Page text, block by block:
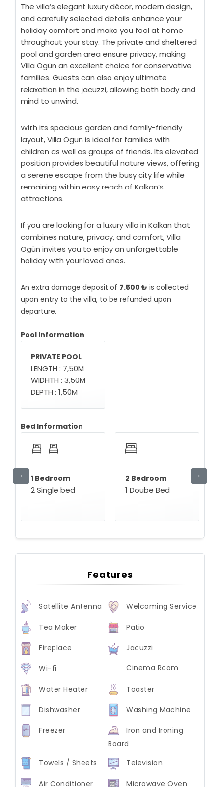
The villa’s elegant luxury décor, modern design,
and carefully selected details enhance your
holiday comfort and make you feel at home
throughout your stay. The private and sheltered
pool and garden area ensure privacy, making
Villa Ogün an excellent choice for conservative
families. Guests can also enjoy ultimate
relaxation in the jacuzzi, allowing both body and
mind to unwind.
With its spacious garden and family-friendly
layout, Villa Ogün is ideal for families with
children as well as groups of friends. Its elevated
position provides beautiful nature views, offering
a serene escape from the busy city life while
remaining within easy reach of Kalkan’s
attractions.
If you are looking for a luxury villa in Kalkan that
combines nature, privacy, and comfort, Villa
Ogün invites you to enjoy an unforgettable
holiday with your loved ones.
An extra damage deposit of 7.500 ₺ is collected
upon entry to the villa, to be refunded upon
departure.
Pool Information
PRIVATE POOL
LENGTH : 7,50M
WIDHTH : 3,50M
DEPTH : 1,50M
Bed Information
1 Bedroom
2 Single bed
2 Bedroom
1 Doube Bed
‹ ›
Features
Satellite Antenna Welcoming Service
Tea Maker Patio
Fireplace Jacuzzi
Wi-fi Cinema Room
Water Heater Toaster
Dishwasher Washing Machine
Freezer
Iron and Ironing
Board
Towels / Sheets
Television
Air Conditioner Microwave Oven